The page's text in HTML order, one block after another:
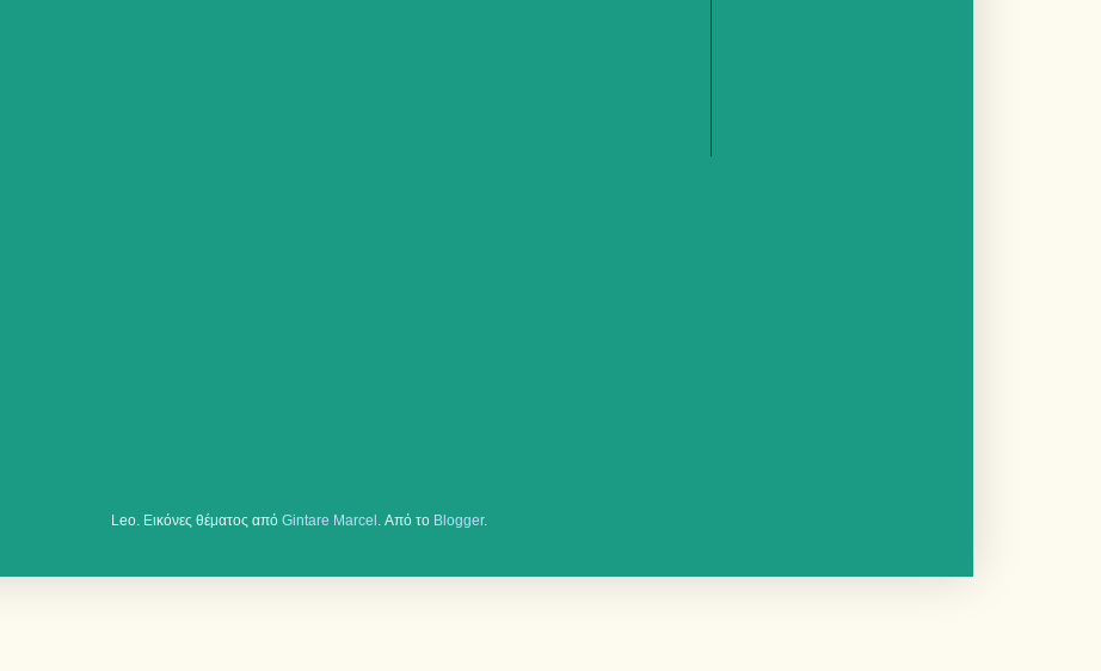
Leo. Εικόνες θέματος από Gintare Marcel . Από το Blogger.